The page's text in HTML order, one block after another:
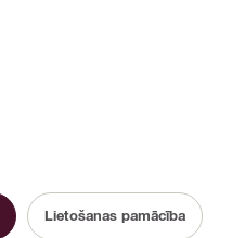
Lietošanas pamācība